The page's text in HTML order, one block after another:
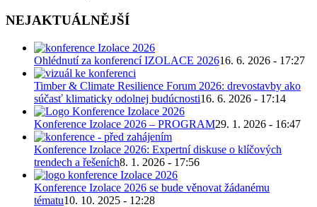
NEJAKTUÁLNĚJŠÍ
Ohlédnutí za konferencí IZOLACE 202616. 6. 2026 - 17:27
Timber & Climate Resilience Forum 2026: drevostavby ako
súčasť klimaticky odolnej budúcnosti16. 6. 2026 - 17:14
Konference Izolace 2026 – PROGRAM29. 1. 2026 - 16:47
Konference Izolace 2026: Expertní diskuse o klíčových
trendech a řešeních8. 1. 2026 - 17:56
Konference Izolace 2026 se bude věnovat žádanému
tématu10. 10. 2025 - 12:28